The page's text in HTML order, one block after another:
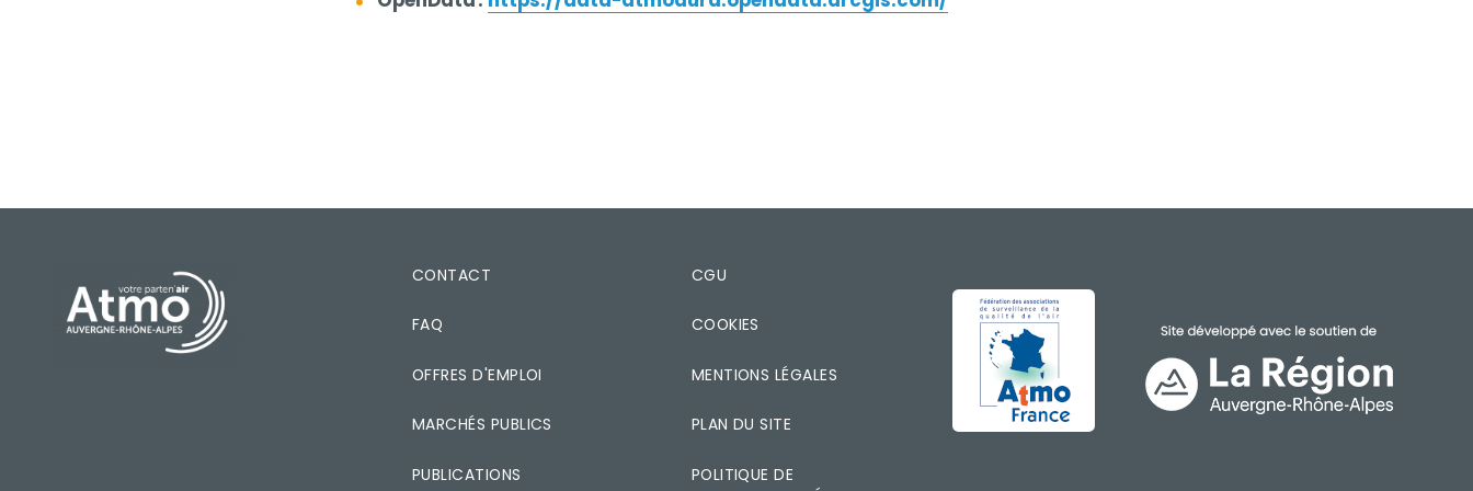
PIED DE PAGE CONTACT
FAQ
OFFRES D'EMPLOI
MARCHÉS PUBLICS
PUBLICATIONS
CGU
COOKIES
MENTIONS LÉGALES
PLAN DU SITE
POLITIQUE DE
IMAGE